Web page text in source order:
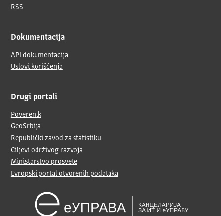
RSS
Dokumentacija
API dokumentacija
Uslovi korišćenja
Drugi portali
Poverenik
GeoSrbija
Republički zavod za statistiku
Ciljevi održivog razvoja
Ministarstvo prosvete
Evropski portal otvorenih podataka